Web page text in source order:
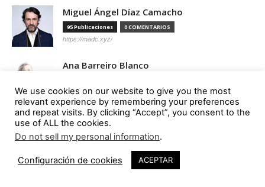
Miguel Ángel Díaz Camacho
95 Publicaciones 0 COMENTARIOS
https://madc.xyz/
Ana Barreiro Blanco
https://tallerabierto.gal/gl/
Íñigo García Odiaga
87 Publicaciones 0 COMENTARIOS
Óscar Tenreiro Degwitz
We use cookies on our website to give you the most
relevant experience by remembering your preferences
and repeat visits. By clicking “Accept”, you consent to the
use of ALL the cookies.
Do not sell my personal information.
Configuración de cookies ACEPTAR